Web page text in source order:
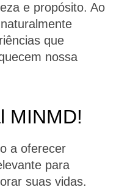
e propósito. Ao
que
nossa
MINMD!
a oferecer
para
suas vidas.